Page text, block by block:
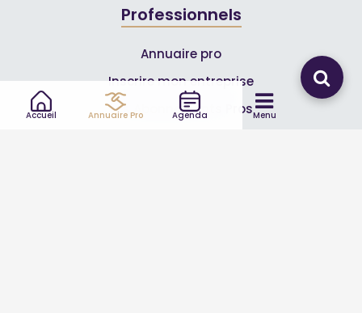
Accueil Annuaire Pro Agenda Menu
Professionnels
Annuaire pro
Inscrire mon entreprise
Les Abonnements Pros